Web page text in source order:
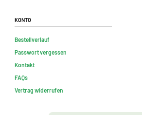
Konto
Bestellverlauf
Passwort vergessen
Kontakt
FAQs
Vertrag widerrufen